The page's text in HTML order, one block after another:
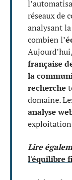
réseaux de
analysant la
combien l’
française
la
recherche
domaine.
analyse
exploitation
Lire
l'équilibre